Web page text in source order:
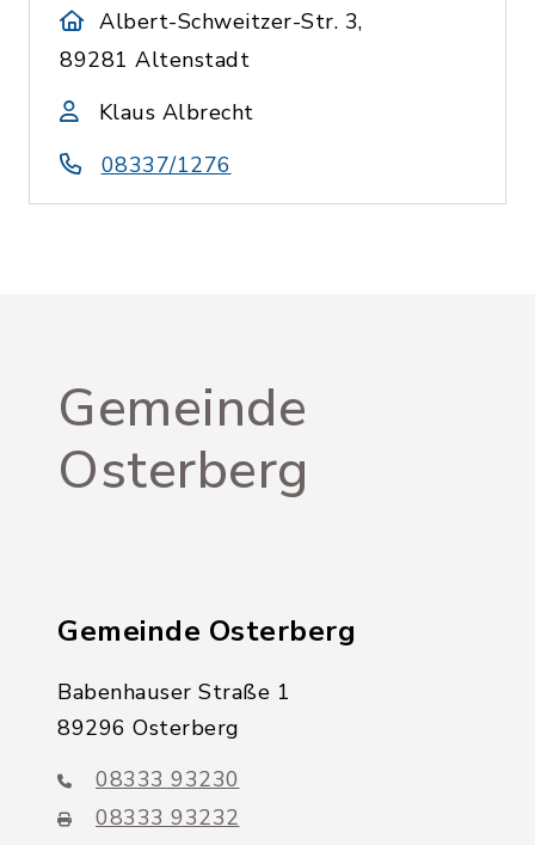
Albert-Schweitzer-Str. 3,
89281 Altenstadt
Klaus Albrecht
08337/1276
Gemeinde
Osterberg
Gemeinde Osterberg
Babenhauser Straße 1
89296 Osterberg
08333 93230
08333 93232